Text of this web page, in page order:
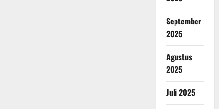
September
2025
Agustus
2025
Juli 2025